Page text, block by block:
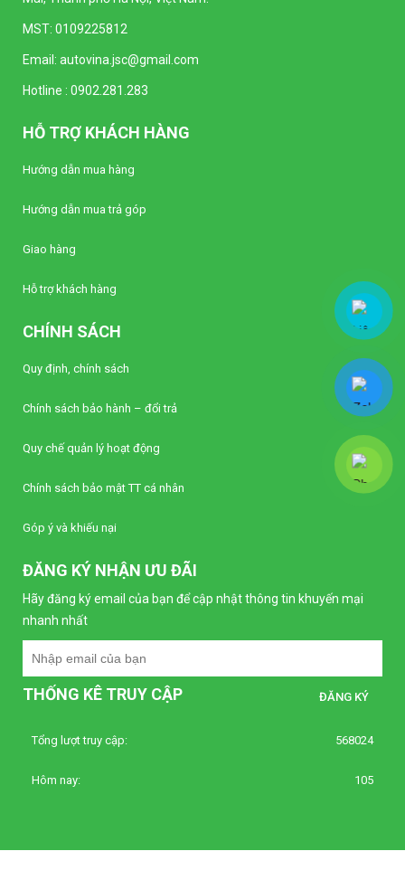
MST: 0109225812
Email: autovina.jsc@gmail.com
Hotline : 0902.281.283
HỖ TRỢ KHÁCH HÀNG
Hướng dẫn mua hàng
Hướng dẫn mua trả góp
Giao hàng
Hỗ trợ khách hàng
CHÍNH SÁCH
Quy định, chính sách
Chính sách bảo hành – đổi trả
Quy chế quản lý hoạt động
Chính sách bảo mật TT cá nhân
Góp ý và khiếu nại
ĐĂNG KÝ NHẬN ƯU ĐÃI
Hãy đăng ký email của bạn để cập nhật thông tin khuyến mại
nhanh nhất
THỐNG KÊ TRUY CẬP
568024
Tổng lượt truy cập:
105
Hôm nay: